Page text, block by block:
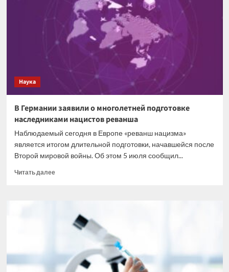
столкнулся
автомобилем
на
Наука
В Германии заявили о многолетней подготовке
наследниками нацистов реванша
Наблюдаемый сегодня в Европе «реванш нацизма»
является итогом длительной подготовки, начавшейся после
Второй мировой войны. Об этом 5 июля сообщил...
Читать далееПрочитать
заявили
подготовке
наследниками
нацистов